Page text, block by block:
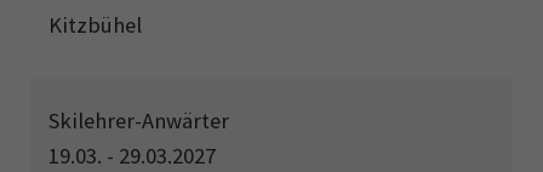
Kitzbühel
Skilehrer-Anwärter
19.03. - 29.03.2027